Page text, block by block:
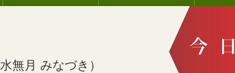
無月 みなづき）